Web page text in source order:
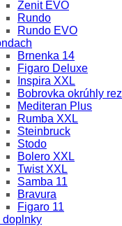
Zenit EVO
Rundo
Rundo EVO
Brnenka 14
Figaro Deluxe
Inspira XXL
Bobrovka okrúhly rez
Mediteran Plus
Rumba XXL
Steinbruck
Stodo
Bolero XXL
Twist XXL
Samba 11
Bravura
Figaro 11
doplnky